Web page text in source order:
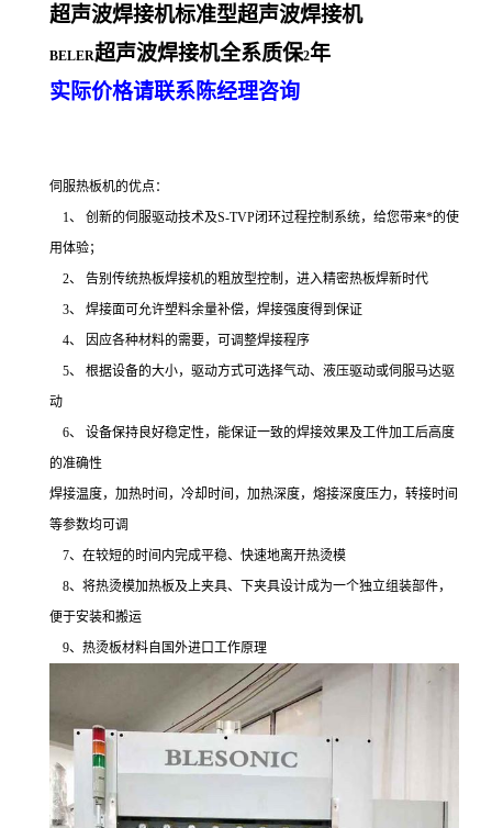
超声波焊接机标准型超声波焊接机
BELER超声波焊接机全系质保2年
实际价格请联系陈经理咨询
伺服热板机的优点：
1、 创新的伺服驱动技术及S-TVP闭环过程控制系统，给您带来*的使
用体验；
2、 告别传统热板焊接机的粗放型控制，进入精密热板焊新时代
3、 焊接面可允许塑料余量补偿，焊接强度得到保证
4、 因应各种材料的需要，可调整焊接程序
5、 根据设备的大小，驱动方式可选择气动、液压驱动或伺服马达驱
动
6、 设备保持良好稳定性，能保证一致的焊接效果及工件加工后高度
的准确性
焊接温度，加热时间，冷却时间，加热深度，熔接深度压力，转接时间
等参数均可调
7、在较短的时间内完成平稳、快速地离开热烫模
8、将热烫模加热板及上夹具、下夹具设计成为一个独立组装部件，
便于安装和搬运
9、热烫板材料自国外进口工作原理